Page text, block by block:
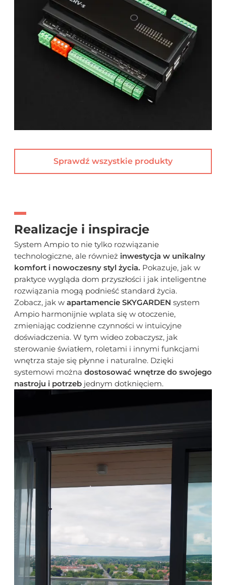
Sprawdź wszystkie produkty
Realizacje i inspiracje
System Ampio to nie tylko rozwiązanie
technologiczne, ale również inwestycja w unikalny
komfort i nowoczesny styl życia. Pokazuje, jak w
praktyce wygląda dom przyszłości i jak inteligentne
rozwiązania mogą podnieść standard życia.
Zobacz, jak w apartamencie SKYGARDEN system
Ampio harmonijnie wplata się w otoczenie,
zmieniając codzienne czynności w intuicyjne
doświadczenia. W tym wideo zobaczysz, jak
sterowanie światłem, roletami i innymi funkcjami
wnętrza staje się płynne i naturalne. Dzięki
systemowi można dostosować wnętrze do swojego
nastroju i potrzeb jednym dotknięciem.